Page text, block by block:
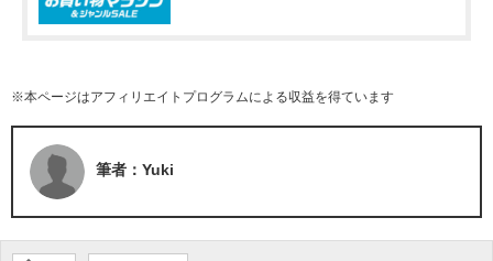
※本ページはアフィリエイトプログラムによる収益を得ています
筆者：Yuki